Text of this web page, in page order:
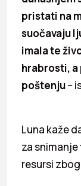
pristati na
suočavaju
imala te
hrabrosti, a
poštenju–
Luna kaže
za
resursi